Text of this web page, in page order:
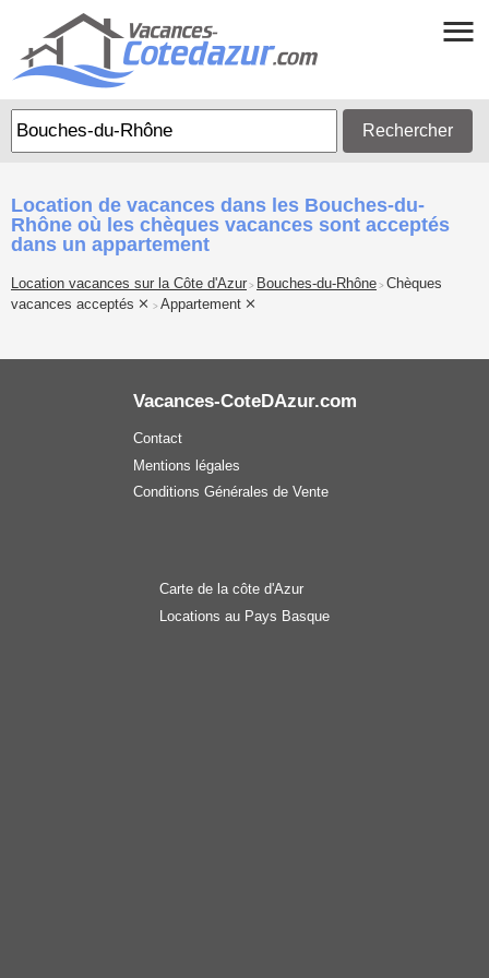
Rechercher
Location de vacances dans les Bouches-du-
Rhône où les chèques vacances sont acceptés
dans un appartement
Location vacances sur la Côte d'Azur > Bouches-du-Rhône > Chèques
vacances acceptés
> Appartement
Vacances-CoteDAzur.com
Contact
Mentions légales
Conditions Générales de Vente
Carte de la côte d'Azur
Locations au Pays Basque